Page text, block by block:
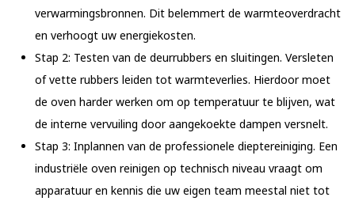
verwarmingsbronnen. Dit belemmert de warmteoverdracht
en verhoogt uw energiekosten.
Stap 2: Testen van de deurrubbers en sluitingen. Versleten
of vette rubbers leiden tot warmteverlies. Hierdoor moet
de oven harder werken om op temperatuur te blijven, wat
de interne vervuiling door aangekoekte dampen versnelt.
Stap 3: Inplannen van de professionele dieptereiniging. Een
industriële oven reinigen op technisch niveau vraagt om
apparatuur en kennis die uw eigen team meestal niet tot